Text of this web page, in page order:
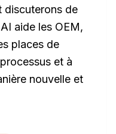
discuterons de
aide les OEM,
places de
et à
nouvelle et